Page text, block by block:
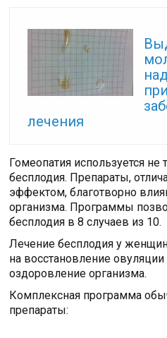
лечения
Гомеопатия используется не
бесплодия. Препараты,
эффектом, благотворно
организма. Программы
бесплодия в 8 случаев из 10.
Лечение бесплодия у
на восстановление
оздоровление организма.
Комплексная программа
препараты: